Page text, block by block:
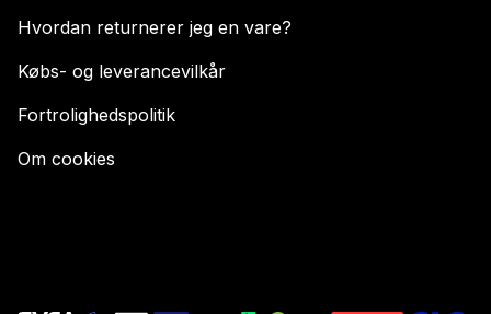
Hvordan returnerer jeg en vare?
Købs- og leverancevilkår
Fortrolighedspolitik
Om cookies